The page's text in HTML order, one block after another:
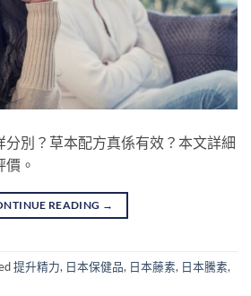
分別？草本配方真係有效？本文詳細
。
READING →
提升精力, 日本保健品, 日本藤素, 日本騰素,